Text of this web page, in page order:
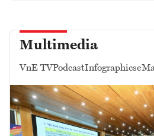
Multimedia
VnE TVPodcastInfographics